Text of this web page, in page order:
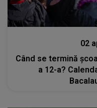
02
Când se termină
a 12-a?